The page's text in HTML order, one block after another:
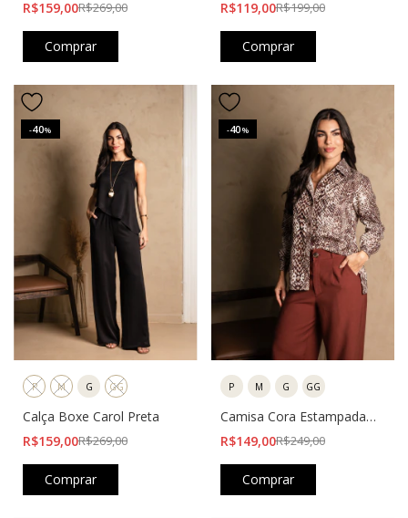
R$159,00R$269,00
Comprar
R$119,00R$199,00
Comprar
-40%
P M G GG
Calça Boxe Carol Preta
R$159,00R$269,00
Comprar
-40%
P M G GG
Camisa Cora Estampada
Cobra
R$149,00R$249,00
Comprar